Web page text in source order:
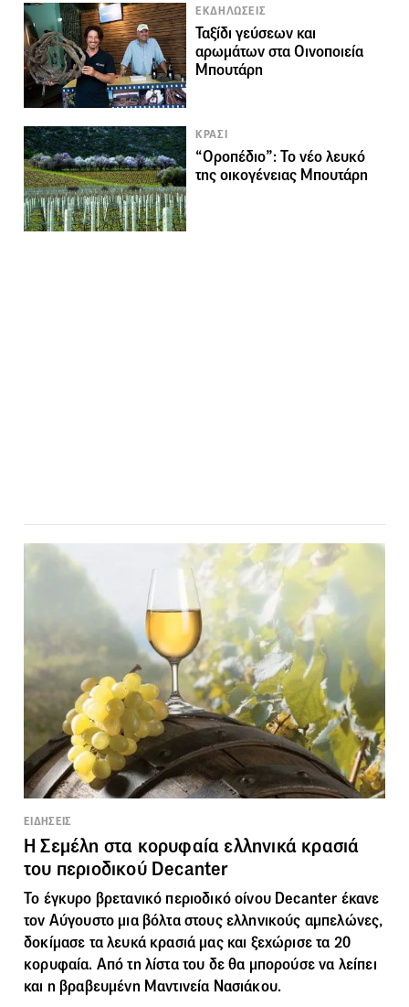
ΕΚΔΗΛΩΣΕΙΣ
Ταξίδι γεύσεων και
αρωμάτων στα Οινοποιεία
Μπουτάρη
ΚΡΑΣΙ
“Οροπέδιο”: Το νέο λευκό
της οικογένειας Μπουτάρη
ΕΙΔΗΣΕΙΣ
Η Σεμέλη στα κορυφαία ελληνικά κρασιά
του περιοδικού Decanter
Το έγκυρο βρετανικό περιοδικό οίνου Decanter έκανε
τον Αύγουστο μια βόλτα στους ελληνικούς αμπελώνες,
δοκίμασε τα λευκά κρασιά μας και ξεχώρισε τα 20
κορυφαία. Από τη λίστα του δε θα μπορούσε να λείπει
και η βραβευμένη Μαντινεία Νασιάκου.